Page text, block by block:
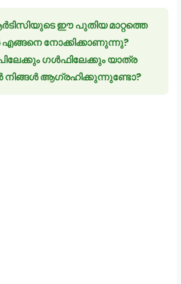
ഈ പുതിയ മാറ്റത്തെ
എങ്ങനെ നോക്കിക്കാണുന്നു?
ഗൾഫിലേക്കും യാത്ര
നിങ്ങൾ ആഗ്രഹിക്കുന്നുണ്ടോ?